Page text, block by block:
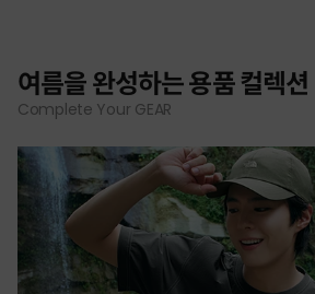
여름을 완성하는 용품 컬렉션
Complete Your GEAR